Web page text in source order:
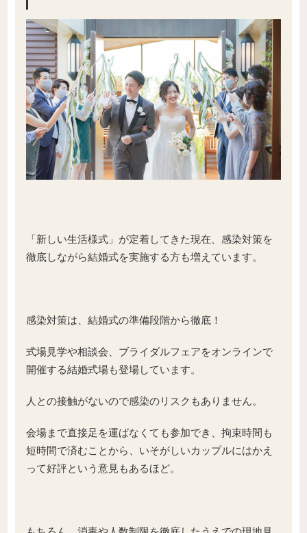
「新しい生活様式」が定着してきた現在、感染対策を
徹底しながら結婚式を実施する方も増えています。
感染対策は、結婚式の準備段階から徹底！
式場見学や相談会、ブライダルフェアをオンラインで
開催する結婚式場も登場しています。
人との接触がないので感染のリスクもありません。
会場まで直接足を運ばなくても参加でき、拘束時間も
短時間で済むことから、いそがしいカップルにはかえ
って好評という意見もあるほど。